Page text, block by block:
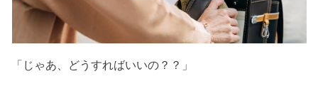
「じゃあ、どうすればいいの？？」